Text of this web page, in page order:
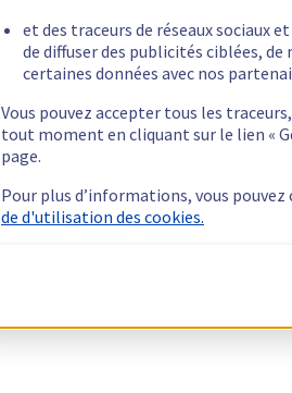
et des traceurs de réseaux sociaux
de diffuser des publicités ciblées,
certaines données avec nos
Vous pouvez accepter tous les
tout moment en cliquant sur le lien «
page.
Pour plus d’informations, vous
de d'utilisation des cookies.